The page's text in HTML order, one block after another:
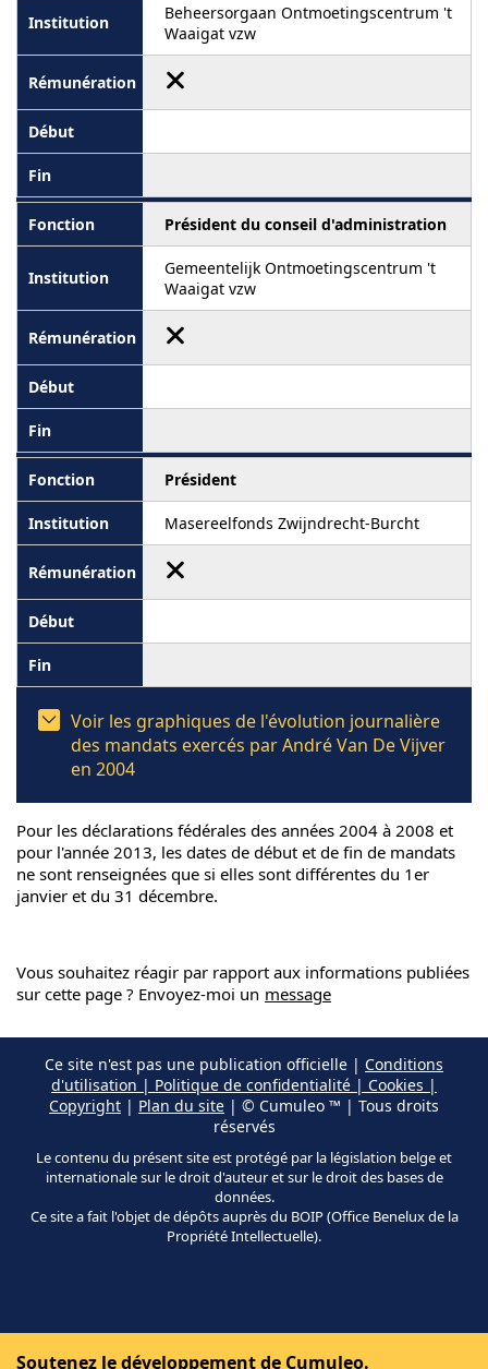
Beheersorgaan Ontmoetingscentrum 't
Waaigat vzw
Président du conseil d'administration
Gemeentelijk Ontmoetingscentrum 't
Waaigat vzw
Président
Masereelfonds Zwijndrecht-Burcht
Voir les graphiques de l'évolution journalière
des mandats exercés par André Van De Vijver
en 2004
Pour les déclarations fédérales des années 2004 à 2008 et
pour l'année 2013, les dates de début et de fin de mandats
ne sont renseignées que si elles sont différentes du 1er
janvier et du 31 décembre.
Vous souhaitez réagir par rapport aux informations publiées
sur cette page ? Envoyez-moi un message
Ce site n'est pas une publication officielle | Conditions
d'utilisation | Politique de confidentialité | Cookies |
Copyright | Plan du site | © Cumuleo ™ | Tous droits
réservés
Le contenu du présent site est protégé par la législation belge et
internationale sur le droit d'auteur et sur le droit des bases de
données.
Ce site a fait l'objet de dépôts auprès du BOIP (Office Benelux de la
Propriété Intellectuelle).
Soutenez le développement de Cumuleo.